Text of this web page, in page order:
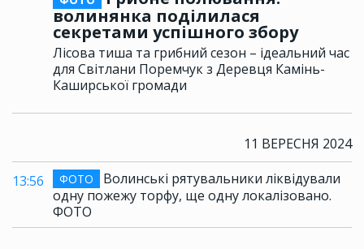
волинянка поділилася
секретами успішного збору
Лісова тиша та грибний сезон – ідеальний час
для Світлани Поремчук з Деревця Камінь-
Каширської громади
11 ВЕРЕСНЯ 2024
13:56 ФОТО
Волинські рятувальники ліквідували
одну пожежу торфу, ще одну локалізовано.
ФОТО